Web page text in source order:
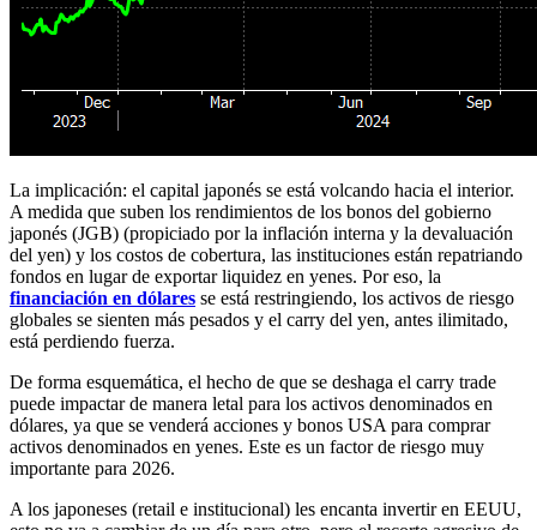
La implicación: el capital japonés se está volcando hacia el interior.
A medida que suben los rendimientos de los bonos del gobierno
japonés (JGB) (propiciado por la inflación interna y la devaluación
del yen) y los costos de cobertura, las instituciones están repatriando
fondos en lugar de exportar liquidez en yenes. Por eso, la
financiación en dólares se está restringiendo, los activos de riesgo
globales se sienten más pesados y el carry del yen, antes ilimitado,
está perdiendo fuerza.
De forma esquemática, el hecho de que se deshaga el carry trade
puede impactar de manera letal para los activos denominados en
dólares, ya que se venderá acciones y bonos USA para comprar
activos denominados en yenes. Este es un factor de riesgo muy
importante para 2026.
A los japoneses (retail e institucional) les encanta invertir en EEUU,